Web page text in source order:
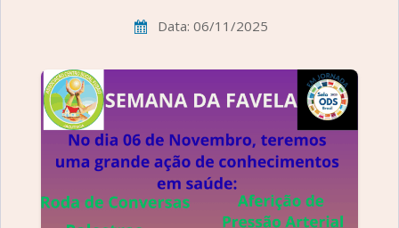
Data: 06/11/2025